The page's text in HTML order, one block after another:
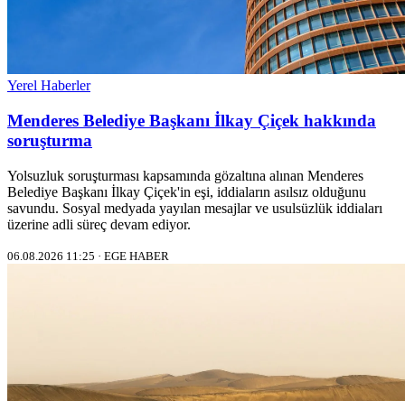
Yerel Haberler
Menderes Belediye Başkanı İlkay Çiçek hakkında
soruşturma
Yolsuzluk soruşturması kapsamında gözaltına alınan Menderes
Belediye Başkanı İlkay Çiçek'in eşi, iddiaların asılsız olduğunu
savundu. Sosyal medyada yayılan mesajlar ve usulsüzlük iddiaları
üzerine adli süreç devam ediyor.
06.08.2026 11:25 · EGE HABER